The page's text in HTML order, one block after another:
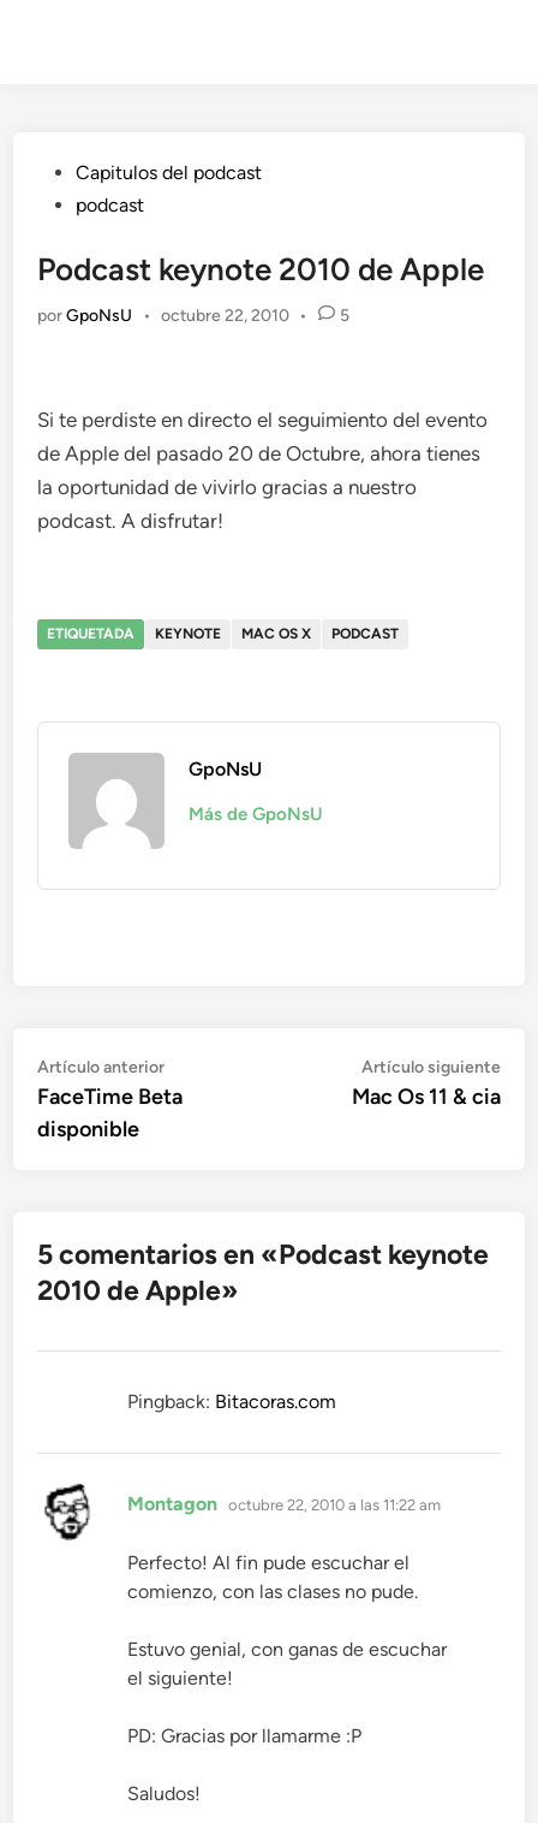
Publicado
en
Capitulos del podcast
podcast
Podcast keynote 2010 de Apple
porGpoNsU • octubre 22, 2010 • 5
Si te perdiste en directo el seguimiento del evento
de Apple del pasado 20 de Octubre, ahora tienes
la oportunidad de vivirlo gracias a nuestro
podcast. A disfrutar!
ETIQUETADA KEYNOTE MAC OS X PODCAST
GpoNsU
Más de GpoNsU
Navegación
de
entradas
Artículo anteriorArtículo
anterior:
FaceTime Beta
disponible
Artículo siguiente
Mac Os 11 & cia
5 comentarios en «Podcast keynote
2010 de Apple»
Pingback: Bitacoras.com
Montagon dice:
octubre 22, 2010 a las 11:22 am
Perfecto! Al fin pude escuchar el
comienzo, con las clases no pude.
Estuvo genial, con ganas de escuchar
el siguiente!
PD: Gracias por llamarme :P
Saludos!